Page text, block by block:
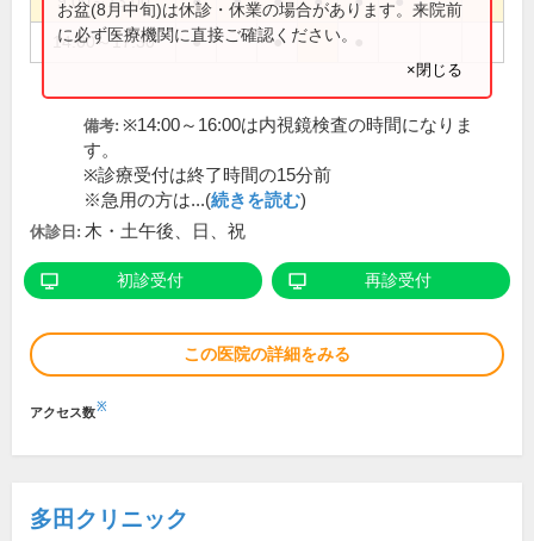
14:00～17:30 ● ●
お盆(8月中旬)は休診・休業の場合があります。来院前
に必ず医療機関に直接ご確認ください。
×閉じる
備考: ※14:00～16:00は内視鏡検査の時間になりま
す。
※診療受付は終了時間の15分前
※急用の方は...(続きを読む)
休診日: 木・土午後、日、祝
初診受付 再診受付
この医院の詳細をみる
アクセス数※
多田クリニック